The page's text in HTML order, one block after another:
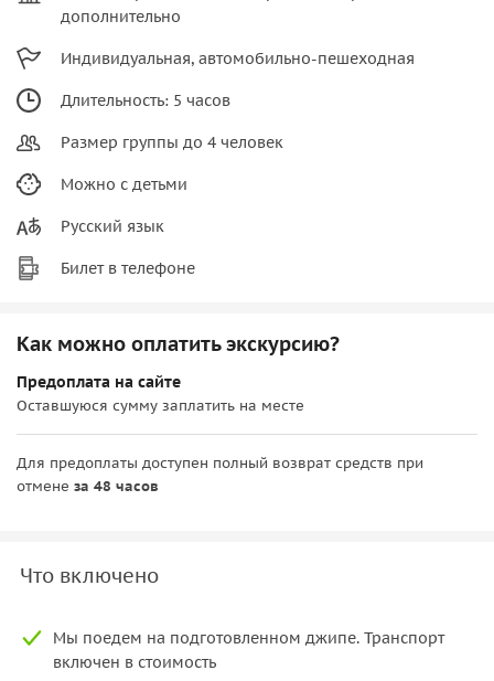
дополнительно
Индивидуальная, автомобильно-пешеходная
Длительность: 5 часов
Размер группы до 4 человек
Можно с детьми
Русский язык
Билет в телефоне
Как можно оплатить экскурсию?
Предоплата на сайте
Оставшуюся сумму заплатить на месте
Для предоплаты доступен полный возврат средств при
отмене за 48 часов
Что включено
Мы поедем на подготовленном джипе. Транспорт
включен в стоимость